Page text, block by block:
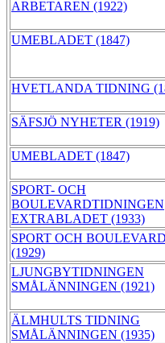
ARBETAREN (1922)
UMEBLADET (1847)
HVETLANDA TIDNING
SÄFSJÖ NYHETER (1919)
UMEBLADET (1847)
SPORT- OCH
BOULEVARDTIDNINGEN
EXTRABLADET (1933)
SPORT OCH BOULEVARD
(1929)
LJUNGBYTIDNINGEN
SMÅLÄNNINGEN (1921)
ÄLMHULTS TIDNING
SMÅLÄNNINGEN (1935)